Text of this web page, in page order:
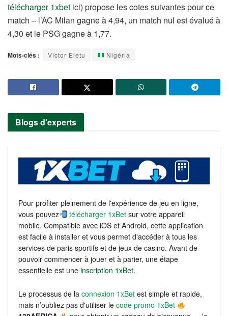
télécharger 1xbet ici) propose les cotes suivantes pour ce
match – l’AC Milan gagne à 4,94, un match nul est évalué à
4,30 et le PSG gagne à 1,77.
Mots-clés : Victor Eletu Nigéria
Blogs d’experts
Pour profiter pleinement de l'expérience de jeu en ligne,
vous pouvez
télécharger 1xBet sur votre appareil
mobile. Compatible avec iOS et Android, cette application
est facile à installer et vous permet d'accéder à tous les
services de paris sportifs et de jeux de casino. Avant de
pouvoir commencer à jouer et à parier, une étape
essentielle est une inscription 1xBet.
Le processus de la connexion 1xBet est simple et rapide,
mais n’oubliez pas d'utiliser le code promo 1xBet